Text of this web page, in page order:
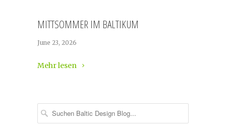
MITTSOMMER IM BALTIKUM
June 23, 2026
Mehr lesen